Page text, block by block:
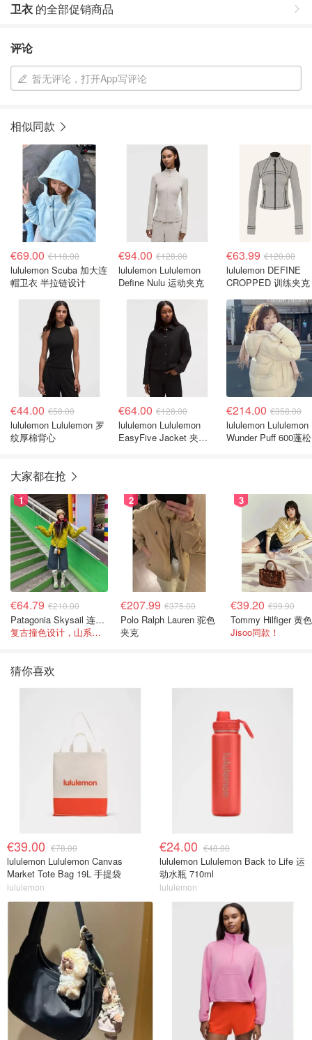
卫衣 的全部促销商品
评论
暂无评论，打开App写评论
相似同款
€69.00 €118.00
lululemon Scuba 加大连
帽卫衣 半拉链设计
€94.00 €128.00
lululemon Lululemon
Define Nulu 运动夹克
€63.99 €120.00
lululemon DEFINE
CROPPED 训练夹
€44.00 €58.00
lululemon Lululemon 罗
纹厚棉背心
€64.00 €128.00
lululemon Lululemon
EasyFive Jacket 夹克
€214.00 €358.00
lululemon Lululemon
Wunder Puff 600蓬
大家都在抢
1
€64.79 €210.00
Patagonia Skysail 连帽夹克
复古撞色设计，山系感直接拉满
2
€207.99 €375.00
Polo Ralph Lauren 驼色
夹克
3
€39.20 €99.90
Jisoo同款！
猜你喜欢
€39.00 €78.00
lululemon Lululemon Canvas
Market Tote Bag 19L 手提袋
lululemon
€24.00 €48.00
lululemon Lululemon Back to Life 运
动水瓶 710ml
lululemon